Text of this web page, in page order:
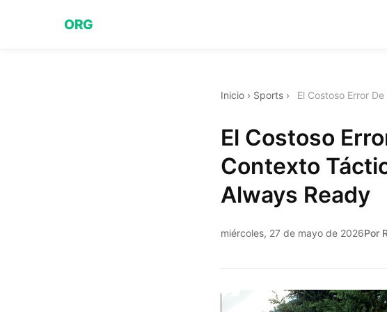
ORG
Inicio › Sports › El Costoso Error
El Costoso
Contexto
Always Ready
miércoles, 27 de mayo de 2026Por